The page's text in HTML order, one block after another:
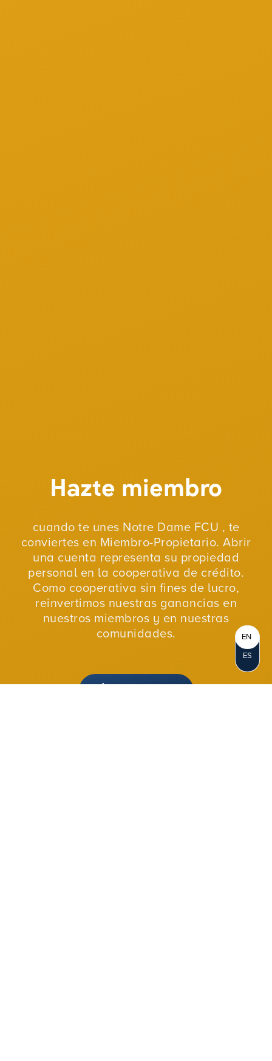
Hazte miembro
cuando te unes Notre Dame FCU , te
conviertes en Miembro-Propietario. Abrir
una cuenta representa su propiedad
personal en la cooperativa de crédito.
Como cooperativa sin fines de lucro,
reinvertimos nuestras ganancias en
nuestros miembros y en nuestras
comunidades.
ÚNETE AHORA
ES
EN